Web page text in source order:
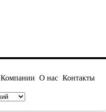
Компании О нас Контакты